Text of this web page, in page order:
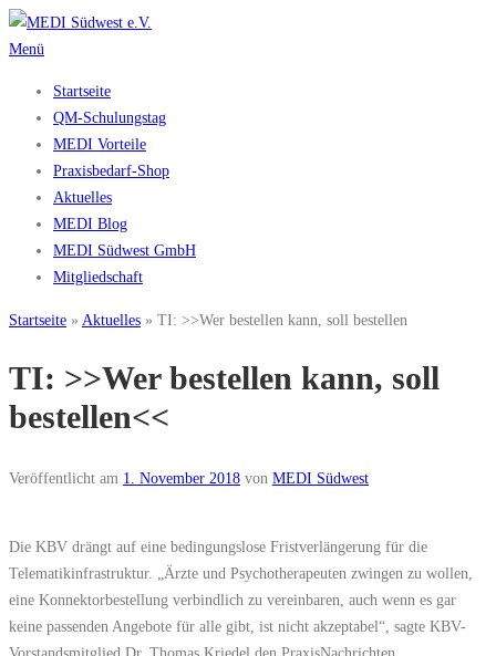
Zum
Inhalt
Menü
Startseite
QM-Schulungstag
MEDI Vorteile
Praxisbedarf-Shop
Aktuelles
MEDI Blog
MEDI Südwest GmbH
Mitgliedschaft
Startseite » Aktuelles » TI: >>Wer bestellen kann, soll bestellen
TI: >>Wer bestellen kann, soll
bestellen<<
Veröffentlicht am 1. November 2018 von MEDI Südwest
Die KBV drängt auf eine bedingungslose Fristverlängerung für die
Telematikinfrastruktur. „Ärzte und Psychotherapeuten zwingen zu wollen,
eine Konnektorbestellung verbindlich zu vereinbaren, auch wenn es gar
keine passenden Angebote für alle gibt, ist nicht akzeptabel“, sagte KBV-